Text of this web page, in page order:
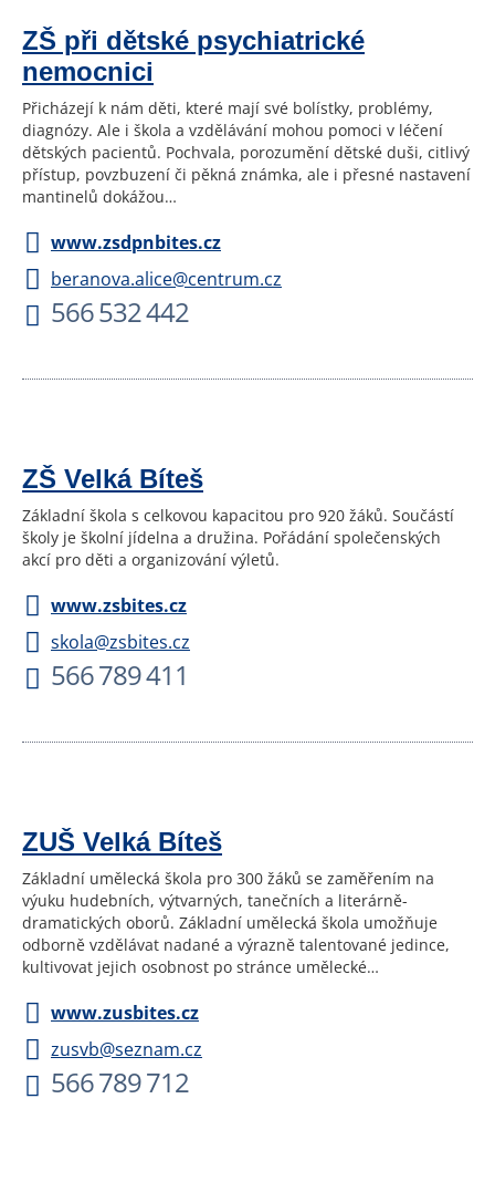
ZŠ při dětské psychiatrické
nemocnici
Přicházejí k nám děti, které mají své bolístky, problémy,
diagnózy. Ale i škola a vzdělávání mohou pomoci v léčení
dětských pacientů. Pochvala, porozumění dětské duši, citlivý
přístup, povzbuzení či pěkná známka, ale i přesné nastavení
mantinelů dokážou…
www.zsdpnbites.cz
beranova.alice@centrum.cz
566 532 442
ZŠ Velká Bíteš
Základní škola s celkovou kapacitou pro 920 žáků. Součástí
školy je školní jídelna a družina. Pořádání společenských
akcí pro děti a organizování výletů.
www.zsbites.cz
skola@zsbites.cz
566 789 411
ZUŠ Velká Bíteš
Základní umělecká škola pro 300 žáků se zaměřením na
výuku hudebních, výtvarných, tanečních a literárně-
dramatických oborů. Základní umělecká škola umožňuje
odborně vzdělávat nadané a výrazně talentované jedince,
kultivovat jejich osobnost po stránce umělecké…
www.zusbites.cz
zusvb@seznam.cz
566 789 712